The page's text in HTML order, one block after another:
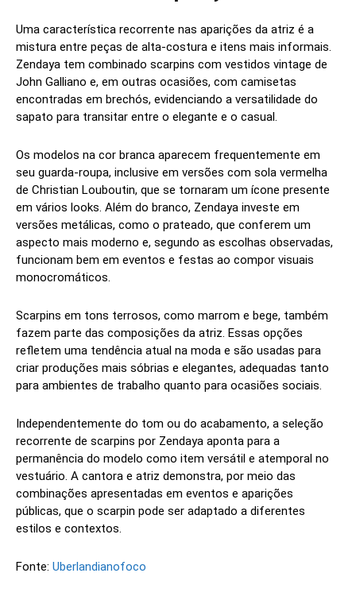
Uma característica recorrente nas aparições da atriz é a
mistura entre peças de alta-costura e itens mais informais.
Zendaya tem combinado scarpins com vestidos vintage de
John Galliano e, em outras ocasiões, com camisetas
encontradas em brechós, evidenciando a versatilidade do
sapato para transitar entre o elegante e o casual.
Os modelos na cor branca aparecem frequentemente em
seu guarda-roupa, inclusive em versões com sola vermelha
de Christian Louboutin, que se tornaram um ícone presente
em vários looks. Além do branco, Zendaya investe em
versões metálicas, como o prateado, que conferem um
aspecto mais moderno e, segundo as escolhas observadas,
funcionam bem em eventos e festas ao compor visuais
monocromáticos.
Scarpins em tons terrosos, como marrom e bege, também
fazem parte das composições da atriz. Essas opções
refletem uma tendência atual na moda e são usadas para
criar produções mais sóbrias e elegantes, adequadas tanto
para ambientes de trabalho quanto para ocasiões sociais.
Independentemente do tom ou do acabamento, a seleção
recorrente de scarpins por Zendaya aponta para a
permanência do modelo como item versátil e atemporal no
vestuário. A cantora e atriz demonstra, por meio das
combinações apresentadas em eventos e aparições
públicas, que o scarpin pode ser adaptado a diferentes
estilos e contextos.
Fonte: Uberlandianofoco